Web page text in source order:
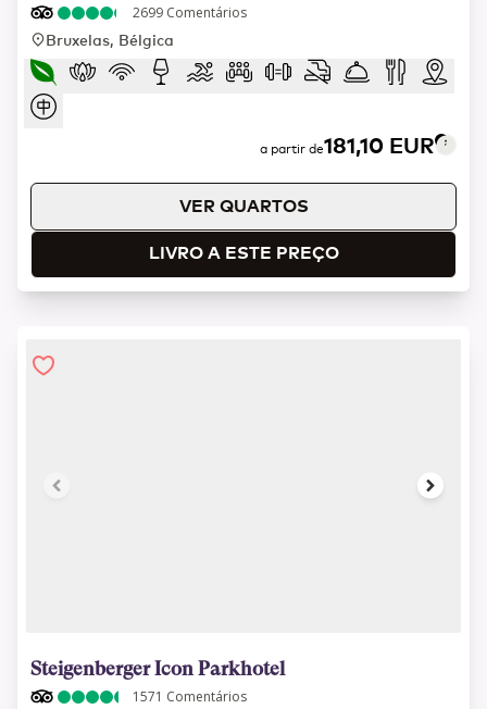
2699 Comentários
Bruxelas, Bélgica
a partir de181,10 EUR
VER QUARTOS
LIVRO A ESTE PREÇO
Steigenberger Icon Parkhotel
1571 Comentários